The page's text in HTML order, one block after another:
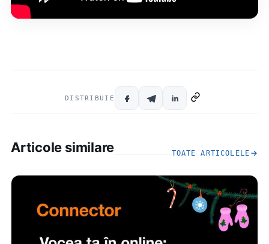
DISTRIBUIE
Articole similare TOATE ARTICOLELE